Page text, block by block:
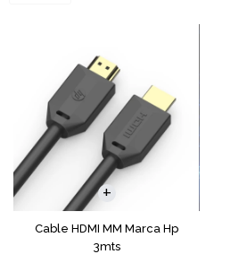
Cable HDMI MM Marca Hp
3mts